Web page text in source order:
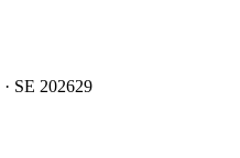
· SE 202629